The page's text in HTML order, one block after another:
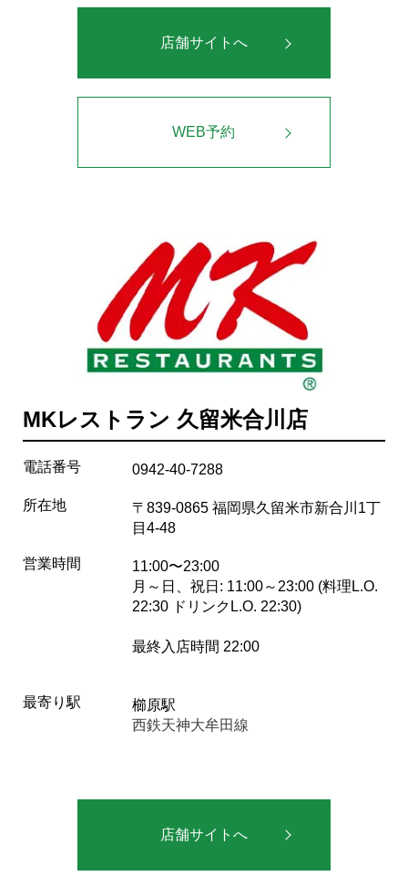
店舗サイトへ
WEB予約
MKレストラン 久留米合川店
電話番号 0942-40-7288
所在地
〒839-0865 福岡県久留米市新合川1丁
目4-48
営業時間
11:00〜23:00
月～日、祝日: 11:00～23:00 (料理L.O.
22:30 ドリンクL.O. 22:30)
最終入店時間 22:00
最寄り駅
櫛原駅
西鉄天神大牟田線
店舗サイトへ